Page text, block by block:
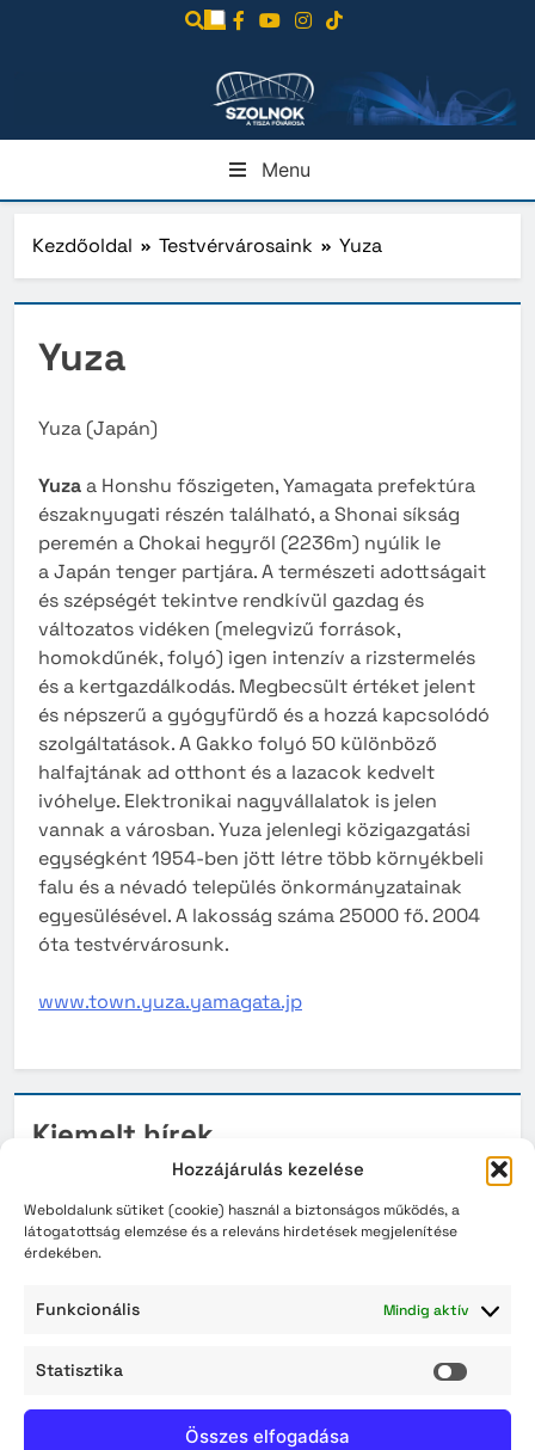
Hozzájárulás kezelése
Weboldalunk sütiket (cookie) használ a biztonságos működés, a
látogatottság elemzése és a releváns hirdetések megjelenítése
érdekében.
Funkcionális Mindig aktív
Statisztika
Összes elfogadása
Menu
Kezdőoldal Testvérvárosaink Yuza
Yuza
Yuza (Japán)
Yuzaa Honshu főszigeten, Yamagata prefektúra
északnyugati részén található, a Shonai síkság
peremén a Chokai hegyről (2236m) nyúlik le
a Japán tenger partjára. A természeti adottságait
és szépségét tekintve rendkívül gazdag és
változatos vidéken (melegvizű források,
homokdűnék, folyó) igen intenzív a rizstermelés
és a kertgazdálkodás. Megbecsült értéket jelent
és népszerű a gyógyfürdő és a hozzá kapcsolódó
szolgáltatások. A Gakko folyó 50 különböző
halfajtának ad otthont és a lazacok kedvelt
ivóhelye. Elektronikai nagyvállalatok is jelen
vannak a városban. Yuza jelenlegi közigazgatási
egységként 1954-ben jött létre több környékbeli
falu és a névadó település önkormányzatainak
egyesülésével. A lakosság száma 25000 fő. 2004
óta testvérvárosunk.
www.town.yuza.yamagata.jp
Kiemelt hírek
Gondoskodjunk a takarékos vízhasználatról
Lakossági tájékoztatás – Zajhatással járó vízi és
légi kiképzés
Érvényüket vesztik a régi, könyv formátumú